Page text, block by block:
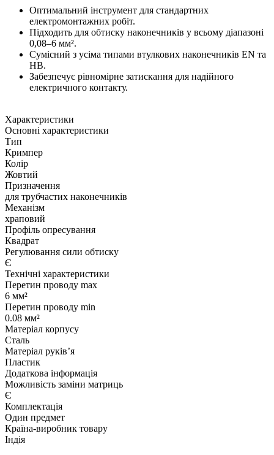
Оптимальний інструмент для стандартних
електромонтажних робіт.
Підходить для обтиску наконечників у всьому діапазоні
0,08–6 мм².
Сумісний з усіма типами втулкових наконечників EN та
HB.
Забезпечує рівномірне затискання для надійного
електричного контакту.
Характеристики
Основні характеристики
Тип
Кримпер
Колір
Жовтий
Призначення
для трубчастих наконечників
Механізм
храповий
Профіль опресування
Квадрат
Регулювання сили обтиску
Є
Технічні характеристики
Перетин проводу max
6 мм²
Перетин проводу min
0.08 мм²
Матеріал корпусу
Сталь
Матеріал руківʼя
Пластик
Додаткова інформація
Можливість заміни матриць
Є
Комплектація
Один предмет
Країна-виробник товару
Індія